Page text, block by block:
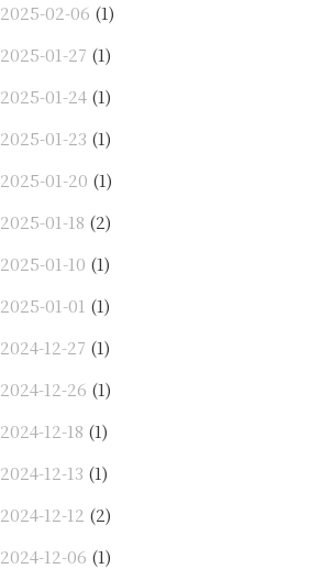
2025-02-06 (1)
2025-01-27 (1)
2025-01-24 (1)
2025-01-23 (1)
2025-01-20 (1)
2025-01-18 (2)
2025-01-10 (1)
2025-01-01 (1)
2024-12-27 (1)
2024-12-26 (1)
2024-12-18 (1)
2024-12-13 (1)
2024-12-12 (2)
2024-12-06 (1)